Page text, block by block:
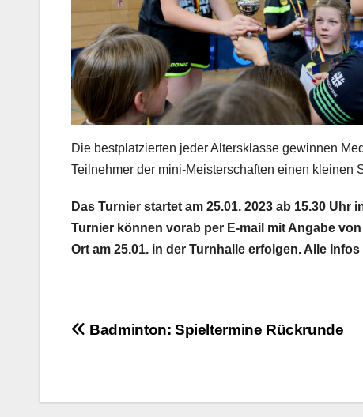
Die bestplatzierten jeder Altersklasse gewinnen
Teilnehmer der mini-Meisterschaften einen kleinen
Das Turnier startet am 25.01. 2023 ab 15.30
Turnier können vorab per E-mail mit Angabe
Ort am 25.01. in der Turnhalle erfolgen. Alle
Beitragsnavigation
Badminton: Spieltermine Rückrunde